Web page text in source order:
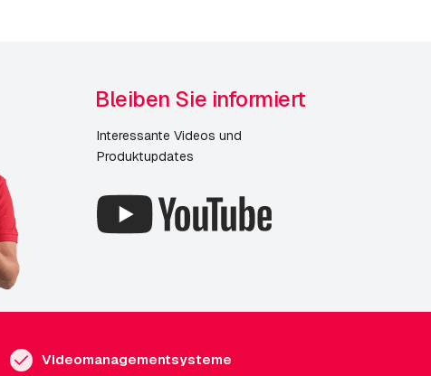
Bleiben Sie informiert
Interessante Videos und
Produktupdates
Videomanagementsysteme